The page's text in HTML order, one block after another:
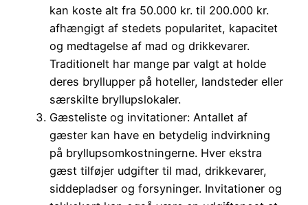
kan koste alt fra 50.000 kr. til 200.000 kr.
afhængigt af stedets popularitet, kapacitet
og medtagelse af mad og drikkevarer.
Traditionelt har mange par valgt at holde
deres bryllupper på hoteller, landsteder eller
særskilte bryllupslokaler.
Gæsteliste og invitationer: Antallet af
gæster kan have en betydelig indvirkning
på bryllupsomkostningerne. Hver ekstra
gæst tilføjer udgifter til mad, drikkevarer,
siddepladser og forsyninger. Invitationer og